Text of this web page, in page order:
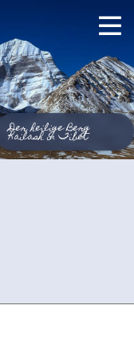
Der heilige Berg
Kailash in Tibet